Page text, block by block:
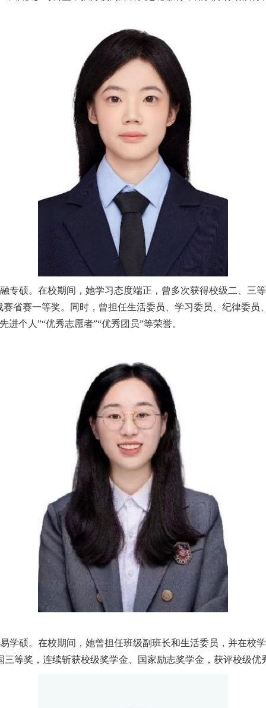
专硕。 在校期间，她学习态度端正，曾多次获得校级二、三
赛省赛一等奖。同时，曾担任生活委员、学习委员、纪律委
个人”“优秀志愿者”“优秀团员”等荣誉。
学硕。 在校期间，她曾担任班级副班长和生活委员，并在校
等奖，连续斩获校级奖学金、国家励志奖学金，获评校级